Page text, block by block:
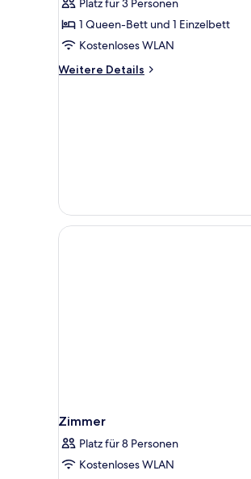
Platz für 3 Personen
1 Queen-Bett und 1 Einzelbett
Kostenloses WLAN
Weitere Details
Weitere
Zimmer
Platz für 8 Personen
Kostenloses WLAN